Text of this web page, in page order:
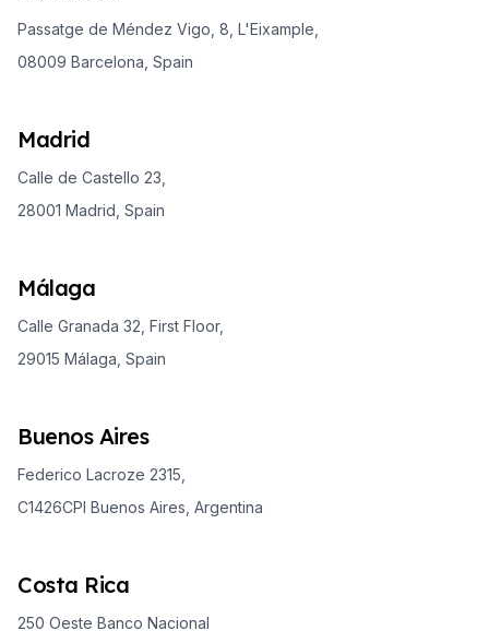
Passatge de Méndez Vigo, 8, L'Eixample,
08009 Barcelona, Spain
Madrid
Calle de Castello 23,
28001 Madrid, Spain
Málaga
Calle Granada 32, First Floor,
29015 Málaga, Spain
Buenos Aires
Federico Lacroze 2315,
C1426CPI Buenos Aires, Argentina
Costa Rica
250 Oeste Banco Nacional